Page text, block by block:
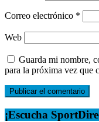
Correo electrónico *
Web
Guarda mi nombre,
para la próxima vez que
¡Escucha